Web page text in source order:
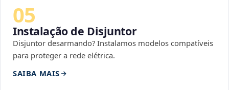
05
Instalação de Disjuntor
Disjuntor desarmando? Instalamos modelos compatíveis
para proteger a rede elétrica.
SAIBA MAIS